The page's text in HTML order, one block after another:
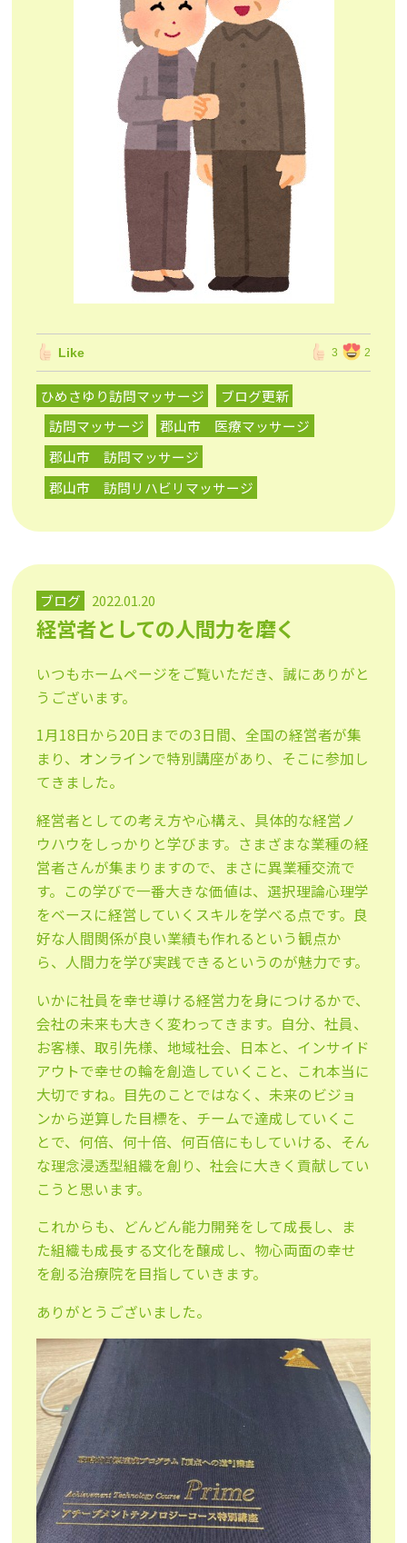
Like 3 2
ひめさゆり訪問マッサージ
ブログ更新
訪問マッサージ
郡山市 医療マッサージ
郡山市 訪問マッサージ
郡山市 訪問リハビリマッサージ
ブログ 2022.01.20
経営者としての人間力を磨く
いつもホームページをご覧いただき、誠にありがと
うございます。
1月18日から20日までの3日間、全国の経営者が集
まり、オンラインで特別講座があり、そこに参加し
てきました。
経営者としての考え方や心構え、具体的な経営ノ
ウハウをしっかりと学びます。さまざまな業種の経
営者さんが集まりますので、まさに異業種交流で
す。この学びで一番大きな価値は、選択理論心理学
をベースに経営していくスキルを学べる点です。良
好な人間関係が良い業績も作れるという観点か
ら、人間力を学び実践できるというのが魅力です。
いかに社員を幸せ導ける経営力を身につけるかで、
会社の未来も大きく変わってきます。自分、社員、
お客様、取引先様、地域社会、日本と、インサイド
アウトで幸せの輪を創造していくこと、これ本当に
大切ですね。目先のことではなく、未来のビジョ
ンから逆算した目標を、チームで達成していくこ
とで、何倍、何十倍、何百倍にもしていける、そん
な理念浸透型組織を創り、社会に大きく貢献してい
こうと思います。
これからも、どんどん能力開発をして成長し、ま
た組織も成長する文化を醸成し、物心両面の幸せ
を創る治療院を目指していきます。
ありがとうございました。